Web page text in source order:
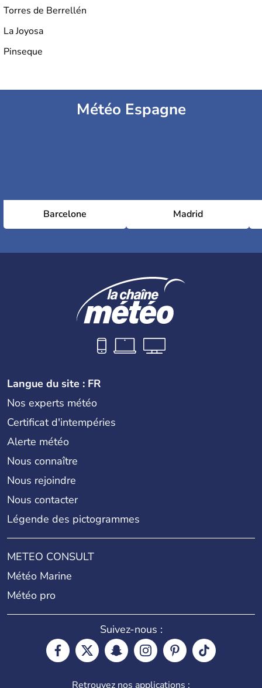
Torres de Berrellén
La Joyosa
Pinseque
Météo Espagne
Barcelone Madrid
Langue du site : FR
Nos experts météo
Certificat d'intempéries
Alerte météo
Nous connaître
Nous rejoindre
Nous contacter
Légende des pictogrammes
METEO CONSULT
Météo Marine
Météo pro
Suivez-nous :
Retrouvez nos applications :